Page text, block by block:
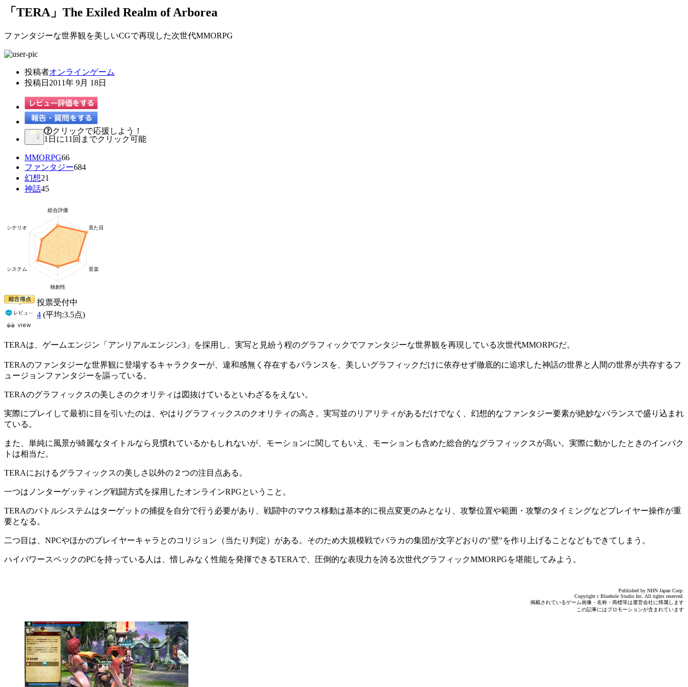
「TERA」The Exiled Realm of Arborea
ファンタジーな世界観を美しいCGで再現した次世代MMORPG
投稿者オンラインゲーム
投稿日 2011年 9月 18日
クリックで応援しよう！
1日に11回までクリック可能
MMORPG66
ファンタジー684
幻想21
神話45
投票受付中
4 (平均:3.5点)
TERAは、ゲームエンジン「アンリアルエンジン3」を採用し、実写と見紛う程のグラフィックでファンタジーな世界観を再現している次世代MMORPGだ。
TERAのファンタジーな世界観に登場するキャラクターが、違和感無く存在するバランスを、美しいグラフィックだけに依存せず徹底的に追求した神話の世界と人間の世界が共存するフ
ュージョンファンタジーを謳っている。
TERAのグラフィックスの美しさのクオリティは図抜けているといわざるをえない。
実際にプレイして最初に目を引いたのは、やはりグラフィックスのクオリティの高さ。実写並のリアリティがあるだけでなく、幻想的なファンタジー要素が絶妙なバランスで盛り込まれ
ている。
また、単純に風景が綺麗なタイトルなら見慣れているかもしれないが、モーションに関してもいえ、モーションも含めた総合的なグラフィックスが高い。実際に動かしたときのインパク
トは相当だ。
TERAにおけるグラフィックスの美しさ以外の２つの注目点ある。
一つはノンターゲッティング戦闘方式を採用したオンラインRPGということ。
TERAのバトルシステムはターゲットの捕捉を自分で行う必要があり、戦闘中のマウス移動は基本的に視点変更のみとなり、攻撃位置や範囲・攻撃のタイミングなどプレイヤー操作が重
要となる。
二つ目は、NPCやほかのプレイヤーキャラとのコリジョン（当たり判定）がある。そのため大規模戦でバラカの集団が文字どおりの"壁"を作り上げることなどもできてしまう。
ハイパワースペックのPCを持っている人は、惜しみなく性能を発揮できるTERAで、圧倒的な表現力を誇る次世代グラフィックMMORPGを堪能してみよう。
Published by NHN Japan Corp.
Copyright c Bluehole Studio Inc. All rights reserved.
掲載されているゲーム画像・名称・商標等は運営会社に帰属します
この記事にはプロモーションが含まれています